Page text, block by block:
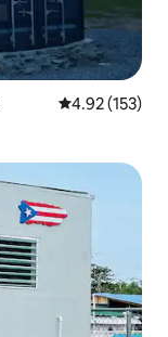
レビュー153
4.92 (153)